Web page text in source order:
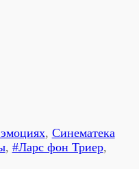
, Синематека
, #Ларс фон Триер,